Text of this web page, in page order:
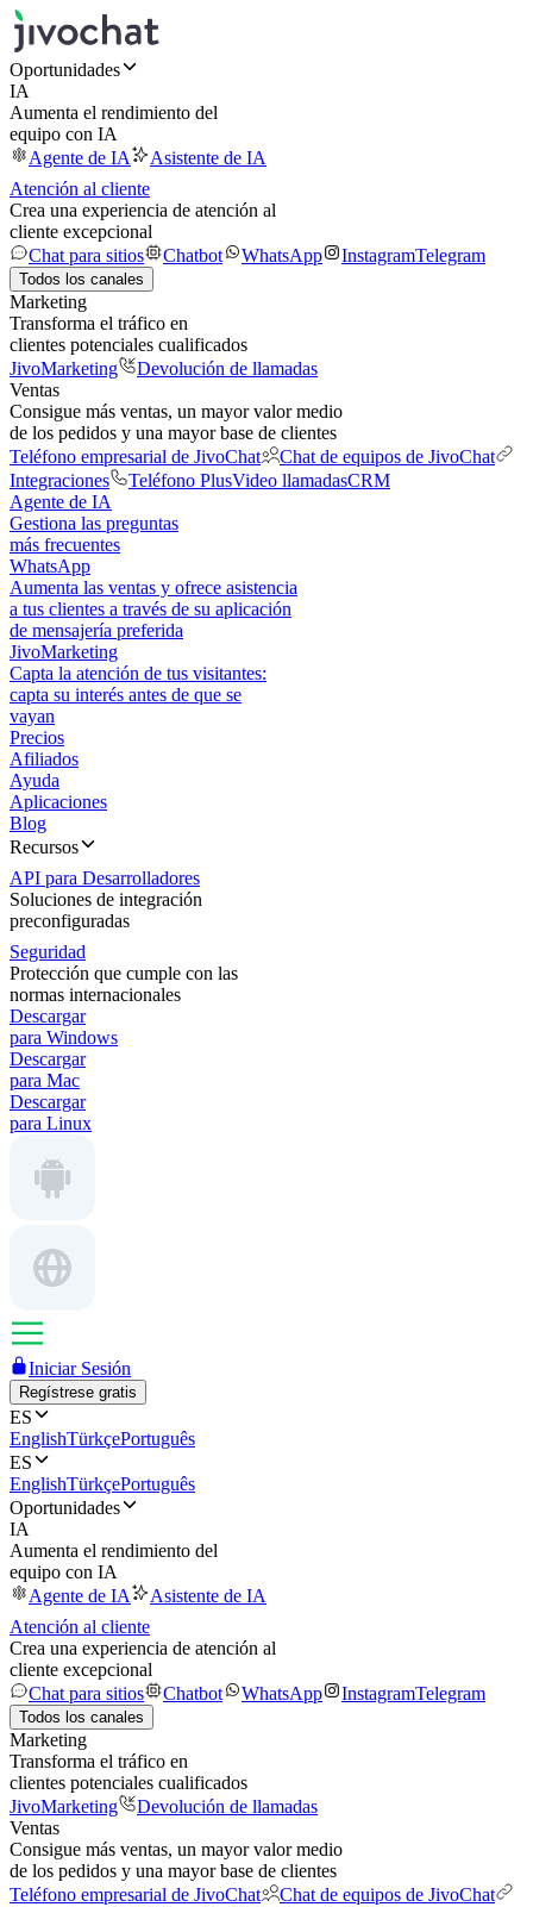
Oportunidades
IA
Aumenta el rendimiento del
equipo con IA
Agente de IA
Asistente de IA
Atención al cliente
Crea una experiencia de atención al
cliente excepcional
Chat para sitios
Chatbot WhatsApp InstagramTelegram
Todos los canales
Marketing
Transforma el tráfico en
clientes potenciales cualificados
JivoMarketing
Devolución de llamadas
Ventas
Consigue más ventas, un mayor valor medio
de los pedidos y una mayor base de clientes
Teléfono empresarial de JivoChat
Chat de equipos de JivoChat
Integraciones
Teléfono PlusVideo llamadasCRM
Agente de IA
Gestiona las preguntas
más frecuentes
WhatsApp
Aumenta las ventas y ofrece asistencia
a tus clientes a través de su aplicación
de mensajería preferida
JivoMarketing
Capta la atención de tus visitantes:
capta su interés antes de que se
vayan
Precios
Afiliados
Ayuda
Aplicaciones
Blog
Recursos
API para Desarrolladores
Soluciones de integración
preconfiguradas
Seguridad
Protección que cumple con las
normas internacionales
Descargar
para Windows
Descargar
para Mac
Descargar
para Linux
Iniciar Sesión
Regístrese gratis
ES
EnglishTürkçePortuguês
ES
EnglishTürkçePortuguês
Oportunidades
IA
Aumenta el rendimiento del
equipo con IA
Agente de IA
Asistente de IA
Atención al cliente
Crea una experiencia de atención al
cliente excepcional
Chat para sitios
Chatbot WhatsApp InstagramTelegram
Todos los canales
Marketing
Transforma el tráfico en
clientes potenciales cualificados
JivoMarketing
Devolución de llamadas
Ventas
Consigue más ventas, un mayor valor medio
de los pedidos y una mayor base de clientes
Teléfono empresarial de JivoChat
Chat de equipos de JivoChat